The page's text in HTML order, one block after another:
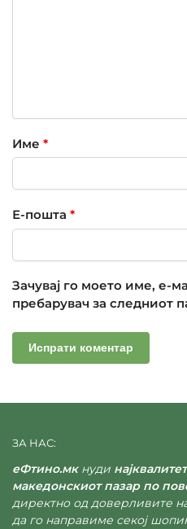
Име *
Е-пошта *
Зачувај го моето име, е-
пребарувач за следниот
ЗА НАС:
еФтино.мкнуди
македонскиот пазар по
директно од доверливите
да го направиме секој